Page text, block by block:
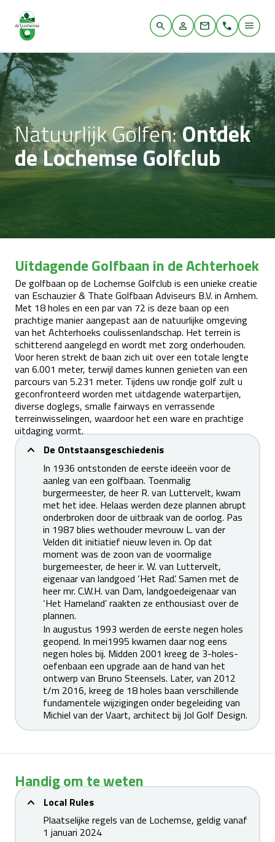
Natuurlijk Golfen:Ontdek
de Lochemse Golfclub
Uitdagende Golfbaan in de Achterhoek
De golfbaan op de Lochemse Golfclub is een unieke creatie
van Eschauzier & Thate Golfbaan Adviseurs B.V. in Arnhem.
Met 18 holes en een par van 72 is deze baan op een
prachtige manier aangepast aan de natuurlijke omgeving
van het Achterhoeks coulissenlandschap. Het terrein is
schitterend aangelegd en wordt met zorg onderhouden.
Voor heren strekt de baan zich uit over een totale lengte
van 6.001 meter, terwijl dames kunnen genieten van een
parcours van 5.231 meter. Tijdens uw rondje golf zult u
geconfronteerd worden met uitdagende waterpartijen,
diverse doglegs, smalle fairways en verrassende
terreinwisselingen, waardoor het een ware en prachtige
uitdaging vormt.
De Ontstaansgeschiedenis
In 1936 ontstonden de eerste ideeën voor de
aanleg van een golfbaan. Toenmalig
burgermeester, de heer R. van Luttervelt, kwam
met het idee. Helaas werden deze plannen abrupt
onderbroken door de uitbraak van de oorlog. Pas
in 1987 blies wethouder mevrouw L. van der
Velden dit initiatief nieuw leven in. Op dat
moment was de zoon van de voormalige
burgemeester, de heer ir. W. van Luttervelt,
eigenaar van landgoed ‘Het Rad’. Samen met de
heer mr. C.W.H. van Dam, landgoedeigenaar van
‘Het Hameland’ raakten ze enthousiast over de
plannen.
In augustus 1993 werden de eerste negen holes
geopend. In mei1995 kwamen daar nog eens
negen holes bij. Midden 2001 kreeg de 3-holes-
oefenbaan een upgrade aan de hand van het
ontwerp van Bruno Steensels. Later, van 2012
t/m 2016, kreeg de 18 holes baan verschillende
fundamentele wijzigingen onder begeleiding van
Michiel van der Vaart, architect bij Jol Golf Design.
Handig om te weten
Local Rules
Plaatselijke regels van de Lochemse, geldig vanaf
1 januari 2024
Home Menu
BAAN
CLUB
RESTAURANT